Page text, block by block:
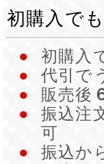
初購入で
●
初購入
●
代引で
●
販売後
●
振込注
可
●
振込か